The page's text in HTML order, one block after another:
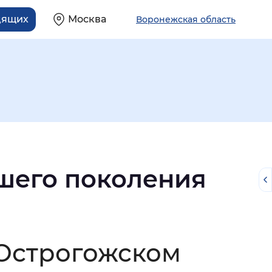
Москва Воронежская область
поколения